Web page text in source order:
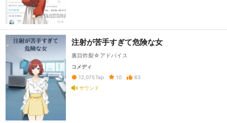
注射が苦手すぎて危険な女
裏目炸裂☆アドバイス
コメディ
12,075Tap 10
63
サウンド